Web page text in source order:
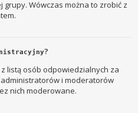
Wówczas można to zrobić z
?
listą osób odpowiedzialnych za
i moderatorów
nich moderowane.